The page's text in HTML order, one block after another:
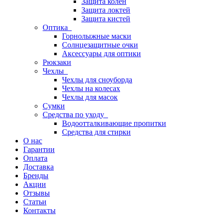
Защита локтей
Защита кистей
Оптика
Горнолыжные маски
Солнцезащитные очки
Аксессуары для оптики
Рюкзаки
Чехлы
Чехлы для сноуборда
Чехлы на колесах
Чехлы для масок
Сумки
Средства по уходу
Водоотталкивающие пропитки
Средства для стирки
О нас
Гарантии
Оплата
Доставка
Бренды
Акции
Отзывы
Статьи
Контакты